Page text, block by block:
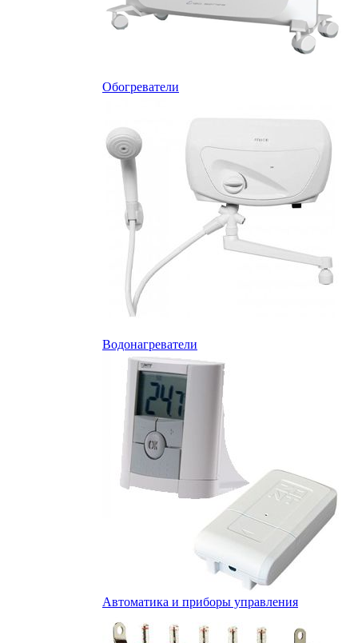
Обогреватели
Водонагреватели
Автоматика и приборы управления